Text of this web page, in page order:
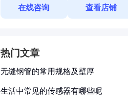
在线咨询 查看店铺
热门文章
无缝钢管的常用规格及壁厚
生活中常见的传感器有哪些呢